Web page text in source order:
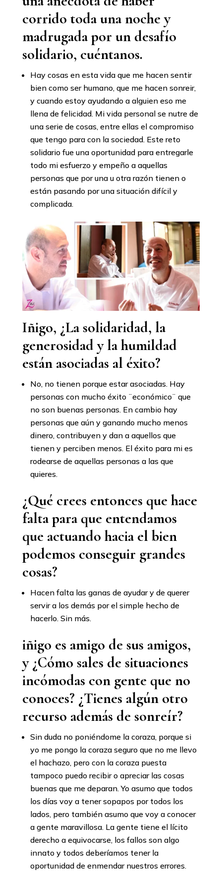
corrido toda una noche y
madrugada por un desafío
solidario, cuéntanos.
Hay cosas en esta vida que me hacen sentir
bien como ser humano, que me hacen sonreir,
y cuando estoy ayudando a alguien eso me
llena de felicidad. Mi vida personal se nutre de
una serie de cosas, entre ellas el compromiso
que tengo para con la sociedad. Este reto
solidario fue una oportunidad para entregarle
todo mi esfuerzo y empeño a aquellas
personas que por una u otra razón tienen o
están pasando por una situación difícil y
complicada.
Iñigo, ¿La solidaridad, la
generosidad y la humildad
están asociadas al éxito?
No, no tienen porque estar asociadas. Hay
personas con mucho éxito ¨económico¨ que
no son buenas personas. En cambio hay
personas que aún y ganando mucho menos
dinero, contribuyen y dan a aquellos que
tienen y perciben menos. El éxito para mi es
rodearse de aquellas personas a las que
quieres.
¿Qué crees entonces que hace
falta para que entendamos
que actuando hacia el bien
podemos conseguir grandes
cosas?
Hacen falta las ganas de ayudar y de querer
servir a los demás por el simple hecho de
hacerlo. Sin más.
iñigo es amigo de sus amigos,
y ¿Cómo sales de situaciones
incómodas con gente que no
conoces? ¿Tienes algún otro
recurso además de sonreír?
Sin duda no poniéndome la coraza, porque si
yo me pongo la coraza seguro que no me llevo
el hachazo, pero con la coraza puesta
tampoco puedo recibir o apreciar las cosas
buenas que me deparan. Yo asumo que todos
los días voy a tener sopapos por todos los
lados, pero también asumo que voy a conocer
a gente maravillosa. La gente tiene el lícito
derecho a equivocarse, los fallos son algo
innato y todos deberíamos tener la
oportunidad de enmendar nuestros errores.